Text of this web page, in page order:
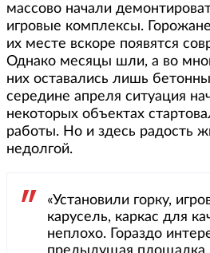
массово начали
игровые комплексы.
их месте вскоре появятся
Однако месяцы шли, а во
них оставались лишь
середине апреля ситуация
некоторых объектах
работы. Но и здесь радость
недолгой.
«Установили горку,
карусель, каркас для
неплохо. Гораздо